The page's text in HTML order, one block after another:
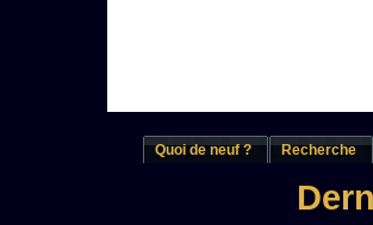
Quoi de neuf ? Recherche